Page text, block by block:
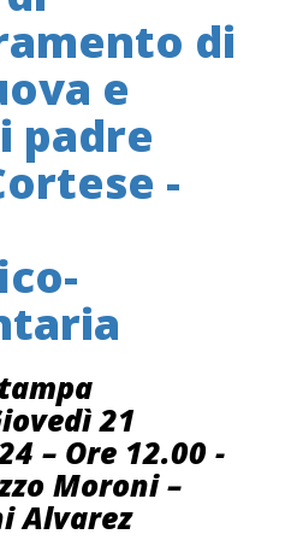
di
e
padre
-
21
– Ore 12.00 -
Moroni –
Alvarez